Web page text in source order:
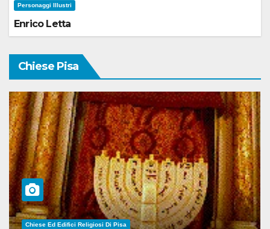
Personaggi Illustri
Enrico Letta
Chiese Pisa
Chiese Ed Edifici Religiosi Di Pisa